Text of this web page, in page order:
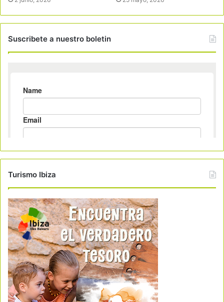
Suscribete a nuestro boletin
Turismo Ibiza